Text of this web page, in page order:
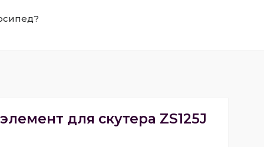
для скутера ZS125J